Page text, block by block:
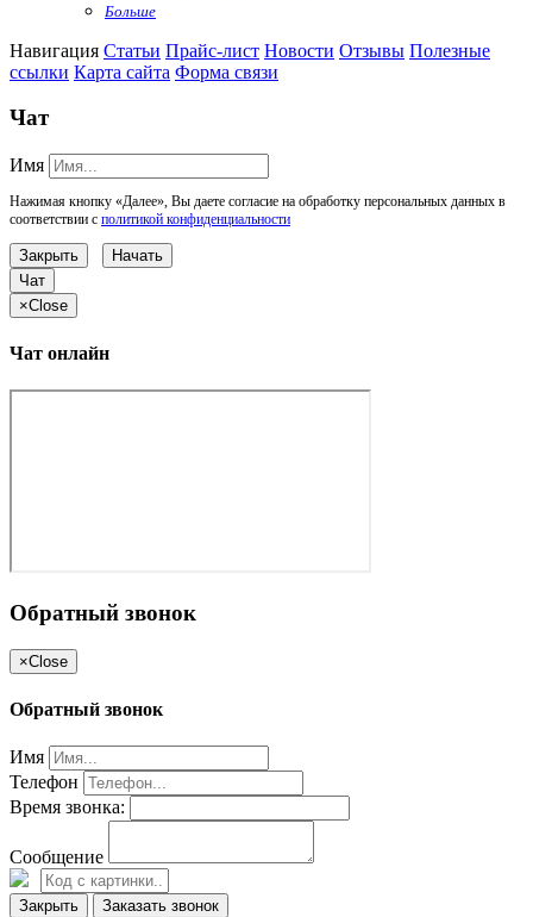
Больше
Навигация Статьи Прайс-лист Новости Отзывы Полезные
ссылки Карта сайта Форма связи
Чат
Имя
Нажимая кнопку «Далее», Вы даете согласие на обработку персональных данных в
соответствии с политикой конфиденциальности
Закрыть
Начать
Чат
×Close
Чат онлайн
Обратный звонок
×Close
Обратный звонок
Имя
Телефон
Время звонка:
Сообщение
Закрыть Заказать звонок